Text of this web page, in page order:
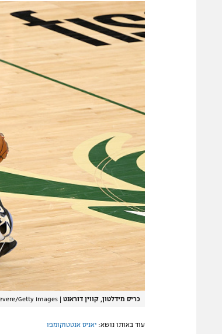
כריס מידלטון, קווין דוראנט Getty Images
עוד באותו נושא: יאניס אנטטוקומפו